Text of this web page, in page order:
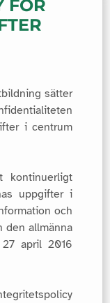
FÖR
sätter
i centrum
kontinuerligt
uppgifter i
och
den allmänna
april 2016